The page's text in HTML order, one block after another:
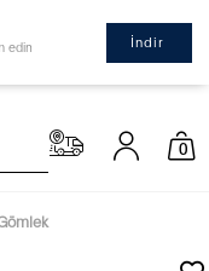
edin İndir
0